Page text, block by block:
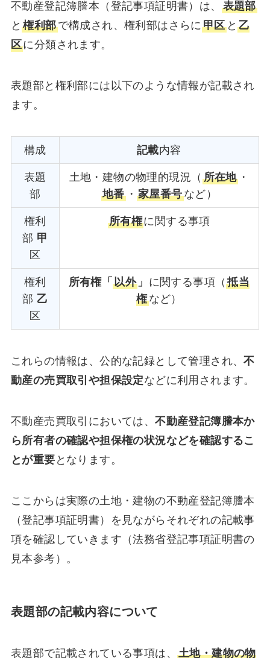
不動産登記簿謄本（登記事項証明書）は、 表題部
と権利部で構成され、権利部はさらに甲区と 乙
区に分類されます。
表題部と権利部には以下のような情報が記載され
ます。
構成 記載内容
表題
部
土地・建物の物理的現況（ 所在地・
地番・家屋番号など）
権利
部 甲
区
所有権に関する事項
権利
部 乙
区
所有権「以外 」 に関する事項（抵当
権など）
これらの情報は、公的な記録として管理され、不
動産の売買取引や担保設定などに利用されます。
不動産売買取引においては、不動産登記簿謄本か
ら所有者の確認や担保権の状況などを確認するこ
とが重要 となります。
ここからは実際の土地・建物の不動産登記簿謄本
（登記事項証明書）を見ながらそれぞれの記載事
項を確認していきます（法務省登記事項証明書の
見本参考）。
表題部の記載内容について
表題部で記載されている事項は、 土地・建物の物